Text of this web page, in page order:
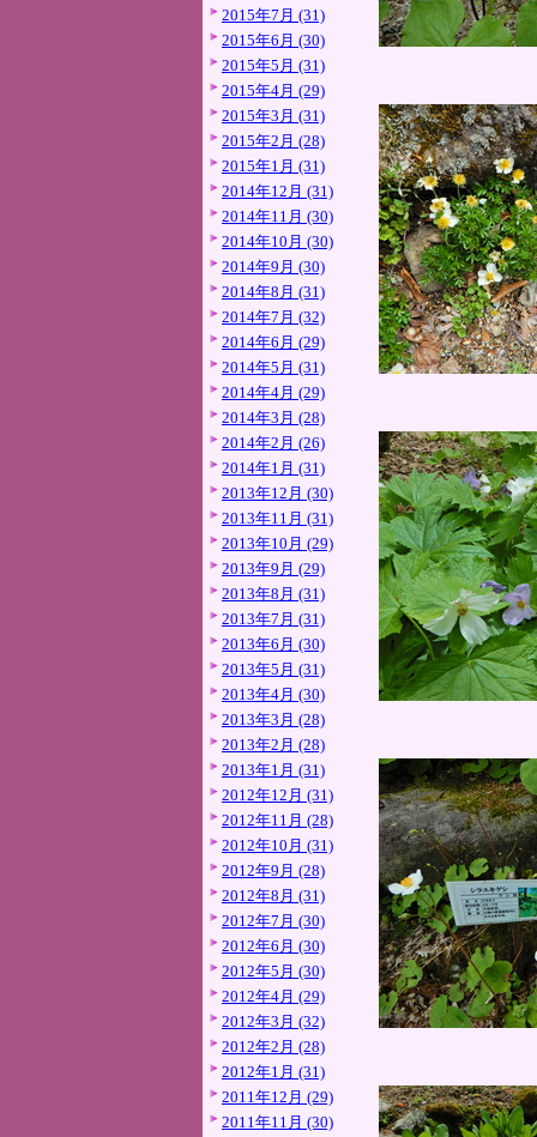
2015年7月 (31)
2015年6月 (30)
2015年5月 (31)
2015年4月 (29)
2015年3月 (31)
2015年2月 (28)
2015年1月 (31)
2014年12月 (31)
2014年11月 (30)
2014年10月 (30)
2014年9月 (30)
2014年8月 (31)
2014年7月 (32)
2014年6月 (29)
2014年5月 (31)
2014年4月 (29)
2014年3月 (28)
2014年2月 (26)
2014年1月 (31)
2013年12月 (30)
2013年11月 (31)
2013年10月 (29)
2013年9月 (29)
2013年8月 (31)
2013年7月 (31)
2013年6月 (30)
2013年5月 (31)
2013年4月 (30)
2013年3月 (28)
2013年2月 (28)
2013年1月 (31)
2012年12月 (31)
2012年11月 (28)
2012年10月 (31)
2012年9月 (28)
2012年8月 (31)
2012年7月 (30)
2012年6月 (30)
2012年5月 (30)
2012年4月 (29)
2012年3月 (32)
2012年2月 (28)
2012年1月 (31)
2011年12月 (29)
2011年11月 (30)